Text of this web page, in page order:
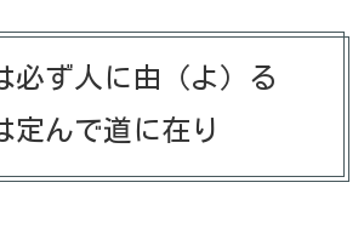
必ず人に由（よ）る
定んで道に在り